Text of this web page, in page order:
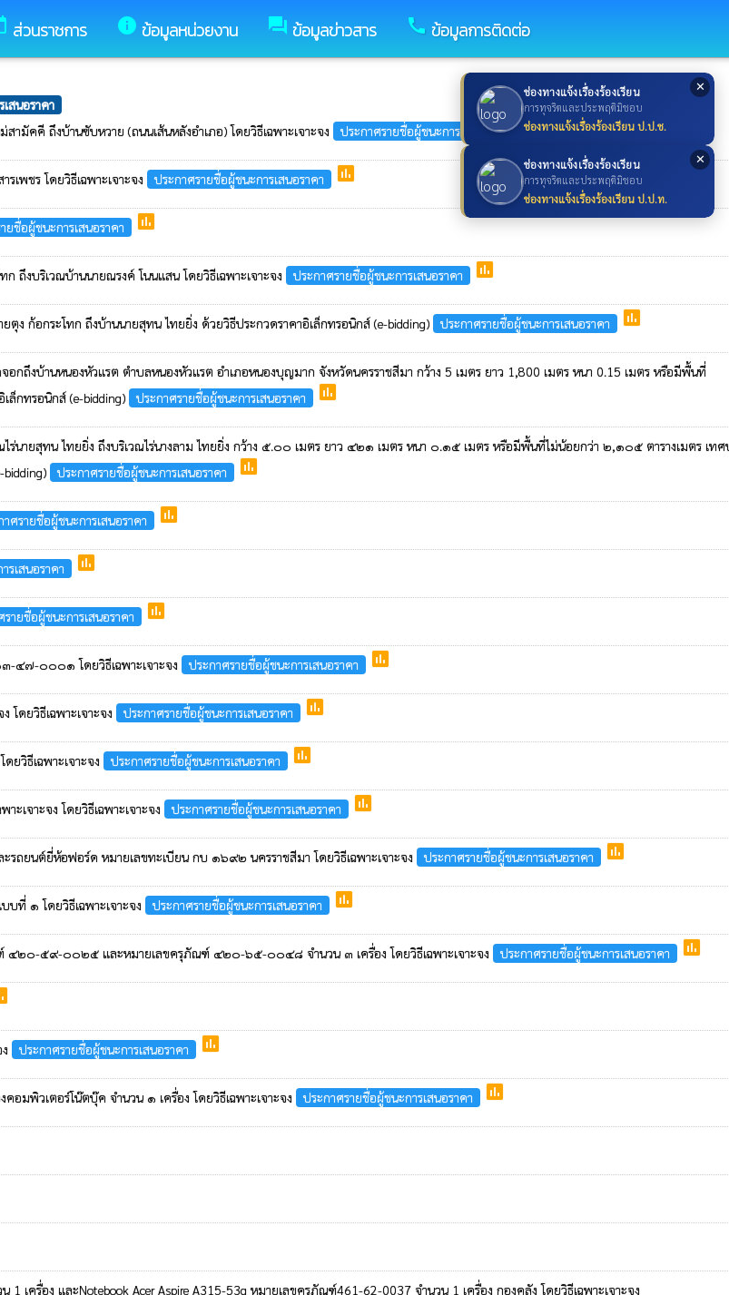
✕
ช่องทางแจ้งเรื่องร้องเรียน
การทุจริตและประพฤติมิชอบ
ช่องทางแจ้งเรื่องร้องเรียน ป.ป.ช.
✕
ช่องทางแจ้งเรื่องร้องเรียน
การทุจริตและประพฤติมิชอบ
ช่องทางแจ้งเรื่องร้องเรียน ป.ป.ท.
ส่วนราชการ info ข้อมูลหน่วยงาน forum ข้อมูลข่าวสาร call ข้อมูลการติดต่อ
สนอราคา
มัคคี ถึงบ้านซับหวาย (ถนนเส้นหลังอำเภอ) โดยวิธีเฉพาะเจาะจง ประกาศรายชื่อผู้ชนะการเสนอราคา poll
พชร โดยวิธีเฉพาะเจาะจง ประกาศรายชื่อผู้ชนะการเสนอราคา poll
ยชื่อผู้ชนะการเสนอราคา poll
ถึงบริเวณบ้านนายณรงค์ โนนแสน โดยวิธีเฉพาะเจาะจง ประกาศรายชื่อผู้ชนะการเสนอราคา poll
ง ก้อกระโทก ถึงบ้านนายสุทน ไทยยิ่ง ด้วยวิธีประกวดราคาอิเล็กทรอนิกส์ (e-bidding) ประกาศรายชื่อผู้ชนะการเสนอราคา poll
กถึงบ้านหนองหัวแรต ตำบลหนองหัวแรต อำเภอหนองบุญมาก จังหวัดนครราชสีมา กว้าง 5 เมตร ยาว 1,800 เมตร หนา 0.15 เมตร หรือมีพื้นที่
ล็กทรอนิกส์ (e-bidding)
ประกาศรายชื่อผู้ชนะการเสนอราคา poll
ร่นายสุทน ไทยยิ่ง ถึงบริเวณไร่นางลาม ไทยยิ่ง กว้าง ๕.๐๐ เมตร ยาว ๔๒๑ เมตร หนา ๐.๑๕ เมตร หรือมีพื้นที่ไม่น้อยกว่า ๒,๑๐๕ ตารางเมตร เทศ
ประกาศรายชื่อผู้ชนะการเสนอราคา poll
าศรายชื่อผู้ชนะการเสนอราคา poll
รเสนอราคา poll
รายชื่อผู้ชนะการเสนอราคา poll
-๔๗-๐๐๐๑ โดยวิธีเฉพาะเจาะจง ประกาศรายชื่อผู้ชนะการเสนอราคา poll
โดยวิธีเฉพาะเจาะจง ประกาศรายชื่อผู้ชนะการเสนอราคา poll
วิธีเฉพาะเจาะจง ประกาศรายชื่อผู้ชนะการเสนอราคา poll
เจาะจง โดยวิธีเฉพาะเจาะจง ประกาศรายชื่อผู้ชนะการเสนอราคา poll
ถยนต์ยี่ห้อฟอร์ด หมายเลขทะเบียน กบ ๑๖๙๒ นครราชสีมา โดยวิธีเฉพาะเจาะจง ประกาศรายชื่อผู้ชนะการเสนอราคา poll
ที่ ๑ โดยวิธีเฉพาะเจาะจง ประกาศรายชื่อผู้ชนะการเสนอราคา poll
๒๐-๕๙-๐๐๒๕ และหมายเลขครุภัณฑ์ ๔๒๐-๖๕-๐๐๔๘ จำนวน ๓ เครื่อง โดยวิธีเฉพาะเจาะจง ประกาศรายชื่อผู้ชนะการเสนอราคา poll
ประกาศรายชื่อผู้ชนะการเสนอราคา poll
อมพิวเตอร์โน๊ตบุ๊ค จำนวน ๑ เครื่อง โดยวิธีเฉพาะเจาะจง ประกาศรายชื่อผู้ชนะการเสนอราคา poll
เครื่อง และNotebook Acer Aspire A315-53g หมายเลขครุภัณฑ์461-62-0037 จำนวน 1 เครื่อง กองคลัง โดยวิธีเฉพาะเจาะจง